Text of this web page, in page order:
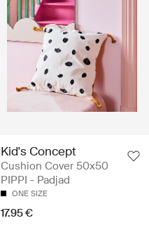
Kid's Concept
Cushion Cover 50x50
PIPPI - Padjad
ONE SIZE
17.95 €